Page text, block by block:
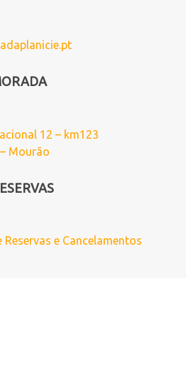
12 – km123
Mourão
Reservas e Cancelamentos